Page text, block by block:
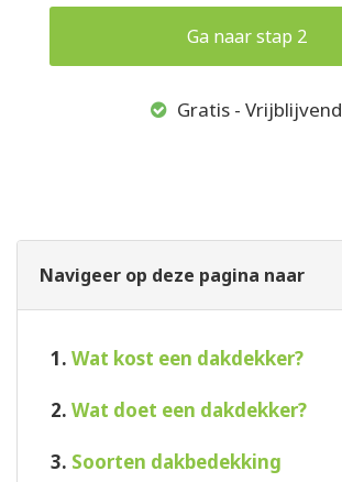
Ga naar stap 2
Gratis - Vrijblijvend
Navigeer op deze pagina naar
1. Wat kost een dakdekker?
2. Wat doet een dakdekker?
3. Soorten dakbedekking